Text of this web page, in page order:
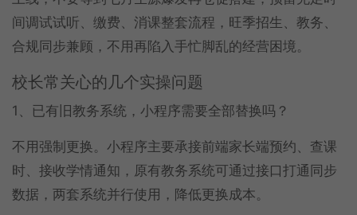
间调试试听、缴费、消课整套流程，旺季招生、教务、
合规同步兼顾，不用再陷入手忙脚乱的经营困境。
校长常关心的几个实操问题
1、已有旧教务系统，小程序需要全部替换吗？
不用强制更换。小程序主要承接前端家长端预约、查课
时、接收学情通知，原有教务系统可通过接口打通同步
数据，两套系统并行使用，降低更换成本。